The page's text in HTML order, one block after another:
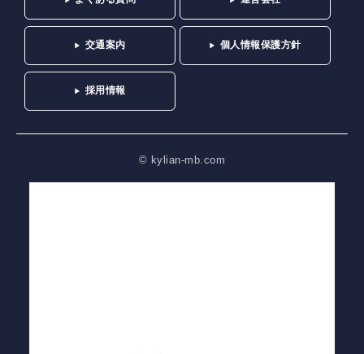
交通案内 個人情報保護方針
採用情報
© kylian-mb.com